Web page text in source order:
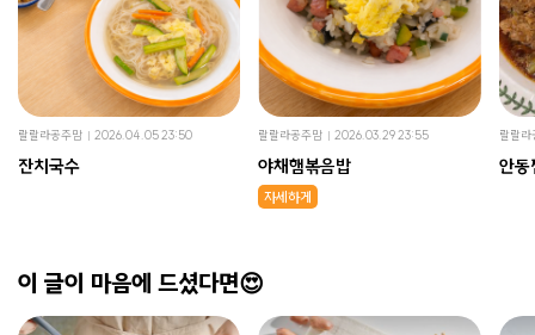
랄랄라공주맘 2026.04.05 23:50
잔치국수
랄랄라공주맘 2026.03.29 23:55
야채햄볶음밥
자세하게
랄랄라
안동
이 글이 마음에 드셨다면😍